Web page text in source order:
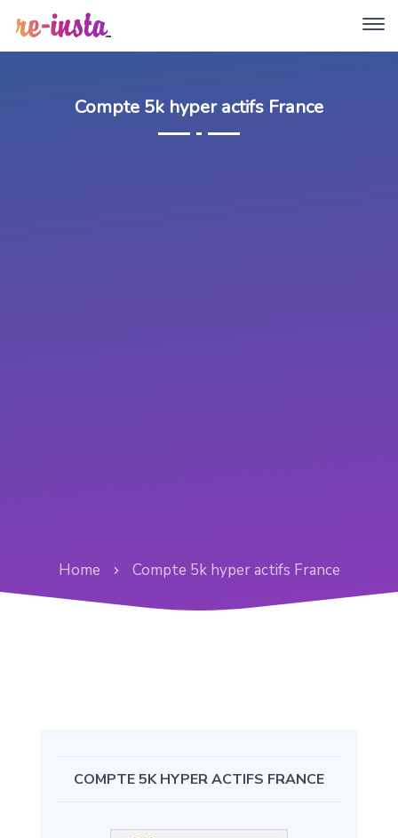
Compte 5k hyper actifs France
Home Compte 5k hyper actifs France
COMPTE 5K HYPER ACTIFS FRANCE